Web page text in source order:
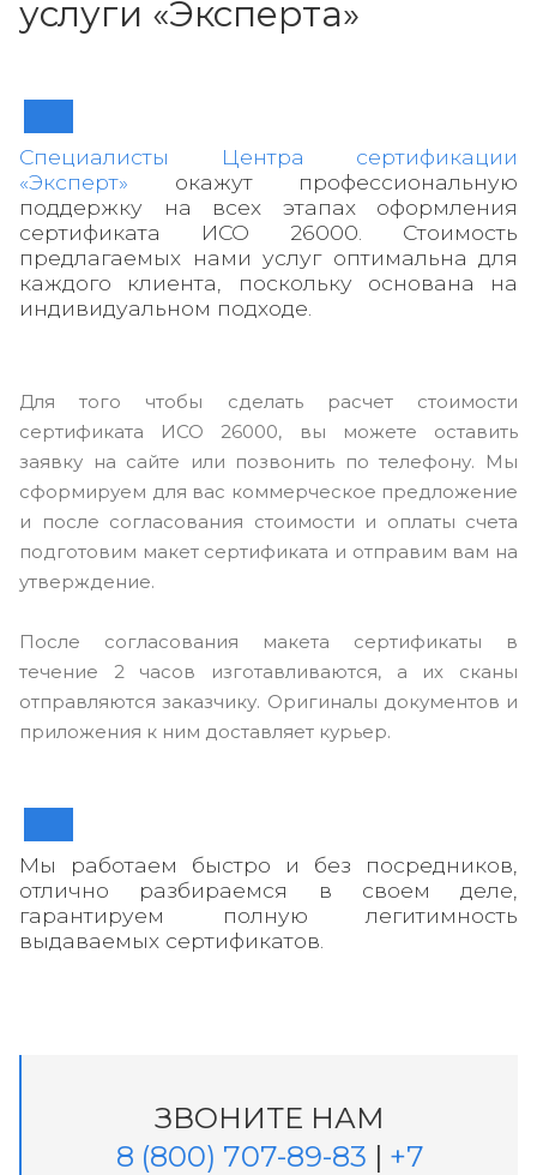
услуги «Эксперта»
Специалисты Центра сертификации
«Эксперт» окажут профессиональную
поддержку на всех этапах оформления
сертификата ИСО 26000. Стоимость
предлагаемых нами услуг оптимальна для
каждого клиента, поскольку основана на
индивидуальном подходе.
Для того чтобы сделать расчет стоимости
сертификата ИСО 26000, вы можете оставить
заявку на сайте или позвонить по телефону. Мы
сформируем для вас коммерческое предложение
и после согласования стоимости и оплаты счета
подготовим макет сертификата и отправим вам на
утверждение.
После согласования макета сертификаты в
течение 2 часов изготавливаются, а их сканы
отправляются заказчику. Оригиналы документов и
приложения к ним доставляет курьер.
Мы работаем быстро и без посредников,
отлично разбираемся в своем деле,
гарантируем полную легитимность
выдаваемых сертификатов.
ЗВОНИТЕ НАМ
8 (800) 707-89-83 | +7